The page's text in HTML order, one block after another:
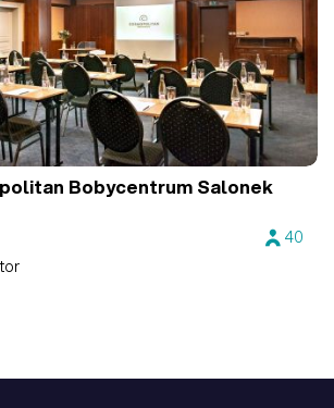
Bobycentrum Salonek
40